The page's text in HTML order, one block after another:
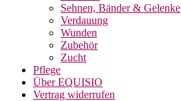
Sehnen, Bänder & Gelenke
Verdauung
Wunden
Zubehör
Zucht
Pflege
Über EQUISIO
Vertrag widerrufen